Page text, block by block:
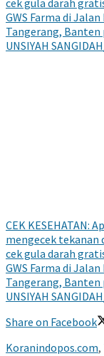
CEK KESEHATAN:
mengecek tekanan
cek gula darah
GWS Farma di
Tangerang, Banten
UNSIYAH
Share on Facebook
Koranindopos.com,